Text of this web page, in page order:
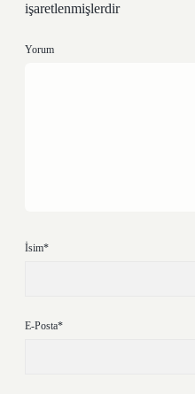
işaretlenmişlerdir
Yorum
İsim*
E-Posta*